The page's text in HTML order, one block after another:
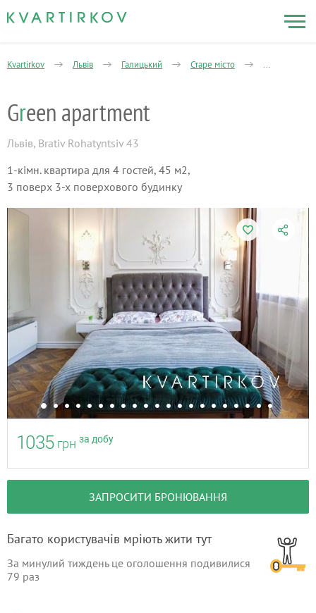
Kvartirkov Львів Галицький Старе місто 1-кімнатна
Green apartment
Львів, Brativ Rohatyntsiv 43
1-кімн. квартира для 4 гостей, 45 м2,
3 поверх 3-х поверхового будинку
1035 грн за добу
ЗАПРОСИТИ БРОНЮВАННЯ
Багато користувачів мріють жити тут
За минулий тиждень це оголошення подивилися
79 раз